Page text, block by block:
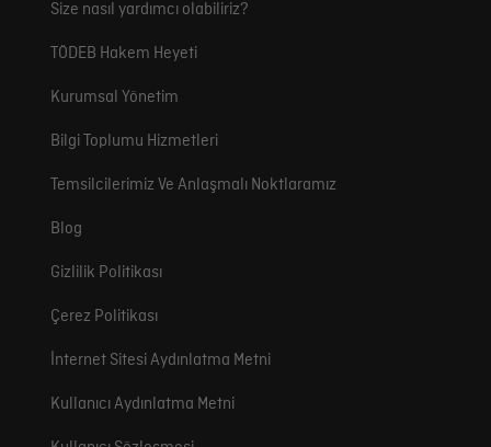
Size nasıl yardımcı olabiliriz?
TÖDEB Hakem Heyeti
Kurumsal Yönetim
Bilgi Toplumu Hizmetleri
Temsilcilerimiz Ve Anlaşmalı Noktlaramız
Blog
Gizlilik Politikası
Çerez Politikası
İnternet Sitesi Aydınlatma Metni
Kullanıcı Aydınlatma Metni